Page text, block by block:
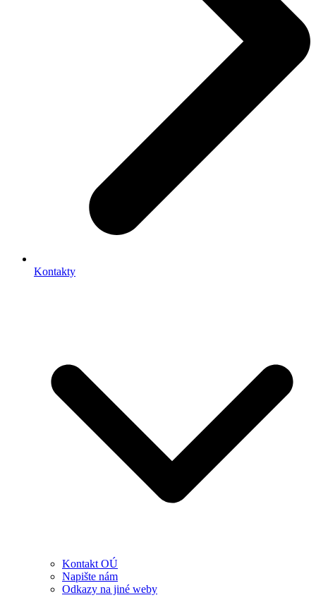
Kontakty
Kontakt OÚ
Napište nám
Odkazy na jiné weby